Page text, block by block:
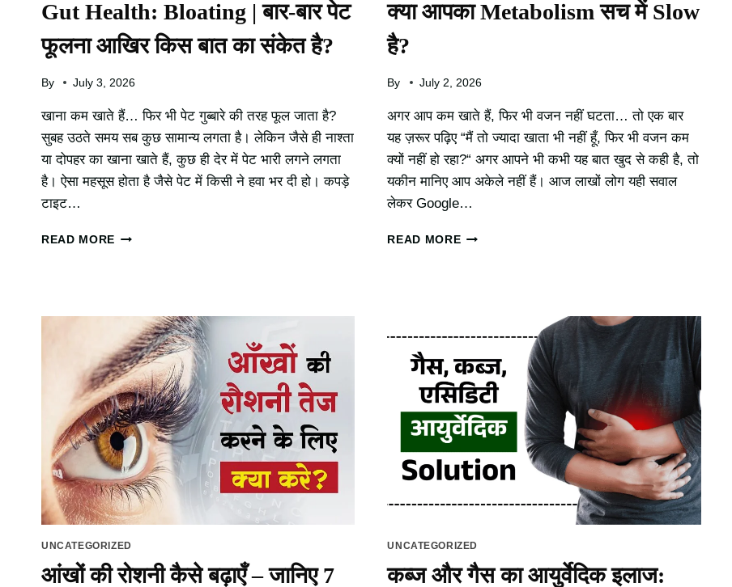
Gut Health: Bloating | बार-बार पेट
फूलना आखिर किस बात का संकेत है?
By July 3, 2026
खाना कम खाते हैं… फिर भी पेट गुब्बारे की तरह फूल जाता है?
सुबह उठते समय सब कुछ सामान्य लगता है। लेकिन जैसे ही नाश्ता
या दोपहर का खाना खाते हैं, कुछ ही देर में पेट भारी लगने लगता
है। ऐसा महसूस होता है जैसे पेट में किसी ने हवा भर दी हो। कपड़े
टाइट…
READ MORE GUT
फूलना
आखिर
किस
बात
का
संकेत
है?
क्या आपका Metabolism सच में Slow
है?
By July 2, 2026
अगर आप कम खाते हैं, फिर भी वजन नहीं घटता… तो एक बार
यह ज़रूर पढ़िए “मैं तो ज्यादा खाता भी नहीं हूँ, फिर भी वजन कम
क्यों नहीं हो रहा?“ अगर आपने भी कभी यह बात खुद से कही है, तो
यकीन मानिए आप अकेले नहीं हैं। आज लाखों लोग यही सवाल
लेकर Google…
READ MOREक्या
है?
UNCATEGORIZED
आंखों की रोशनी कैसे बढ़ाएँ – जानिए 7
UNCATEGORIZED
कब्ज और गैस का आयुर्वेदिक इलाज: